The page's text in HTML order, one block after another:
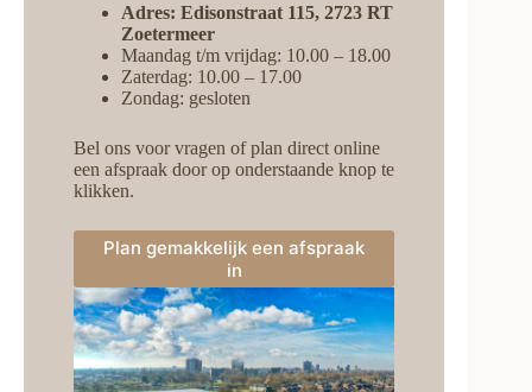
Adres: Edisonstraat 115, 2723 RT
Zoetermeer
Maandag t/m vrijdag: 10.00 – 18.00
Zaterdag: 10.00 – 17.00
Zondag: gesloten
Bel ons voor vragen of plan direct online
een afspraak door op onderstaande knop te
klikken.
Plan gemakkelijk een afspraak
in